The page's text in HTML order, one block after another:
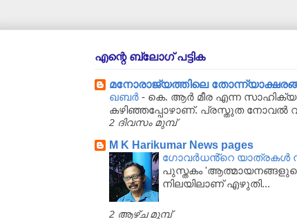
എന്റെ ബ്ലോഗ് പട്ടിക
മനോരാജ്യത്തിലെ
ഖബർ - കെ. ആർ മീര എന്ന
കഴിഞ്ഞപ്പോഴാണ്. പ്രസ്തുത നോവൽ
2 ദിവസം മുമ്പ്
M K Harikumar News pages
ഗോവർധൻ്റെ യാത്രകൾ
പുസ്തകം
നിലയിലാണ് എഴുതി...
2 ആഴ്‌ച മുമ്പ്